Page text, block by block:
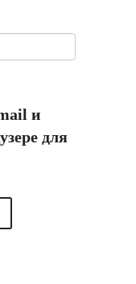
и
для